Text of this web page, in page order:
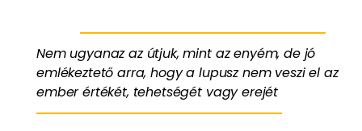
Nem ugyanaz az útjuk, mint az enyém, de jó
emlékeztető arra, hogy a lupusz nem veszi el az
ember értékét, tehetségét vagy erejét